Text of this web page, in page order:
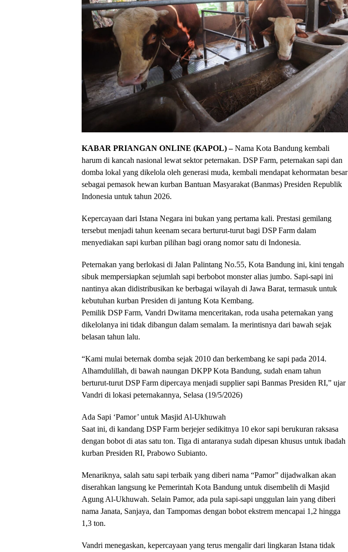
KABAR PRIANGAN ONLINE (KAPOL) –Nama Kota Bandung kembali
harum di kancah nasional lewat sektor peternakan. DSP Farm, peternakan sapi dan
domba lokal yang dikelola oleh generasi muda, kembali mendapat kehormatan besar
sebagai pemasok hewan kurban Bantuan Masyarakat (Banmas) Presiden Republik
Indonesia untuk tahun 2026.
​Kepercayaan dari Istana Negara ini bukan yang pertama kali. Prestasi gemilang
tersebut menjadi tahun keenam secara berturut-turut bagi DSP Farm dalam
menyediakan sapi kurban pilihan bagi orang nomor satu di Indonesia.
​Peternakan yang berlokasi di Jalan Palintang No.55, Kota Bandung ini, kini tengah
sibuk mempersiapkan sejumlah sapi berbobot monster alias jumbo. Sapi-sapi ini
nantinya akan didistribusikan ke berbagai wilayah di Jawa Barat, termasuk untuk
kebutuhan kurban Presiden di jantung Kota Kembang.
​Pemilik DSP Farm, Vandri Dwitama menceritakan, roda usaha peternakan yang
dikelolanya ini tidak dibangun dalam semalam. Ia merintisnya dari bawah sejak
belasan tahun lalu.
​“Kami mulai beternak domba sejak 2010 dan berkembang ke sapi pada 2014.
Alhamdulillah, di bawah naungan DKPP Kota Bandung, sudah enam tahun
berturut-turut DSP Farm dipercaya menjadi supplier sapi Banmas Presiden RI,” ujar
Vandri di lokasi peternakannya, Selasa (19/5/2026)
​Ada Sapi ‘Pamor’ untuk Masjid Al-Ukhuwah
​Saat ini, di kandang DSP Farm berjejer sedikitnya 10 ekor sapi berukuran raksasa
dengan bobot di atas satu ton. Tiga di antaranya sudah dipesan khusus untuk ibadah
kurban Presiden RI, Prabowo Subianto.
​Menariknya, salah satu sapi terbaik yang diberi nama “Pamor” dijadwalkan akan
diserahkan langsung ke Pemerintah Kota Bandung untuk disembelih di Masjid
Agung Al-Ukhuwah. Selain Pamor, ada pula sapi-sapi unggulan lain yang diberi
nama Janata, Sanjaya, dan Tampomas dengan bobot ekstrem mencapai 1,2 hingga
1,3 ton.
​Vandri menegaskan, kepercayaan yang terus mengalir dari lingkaran Istana tidak